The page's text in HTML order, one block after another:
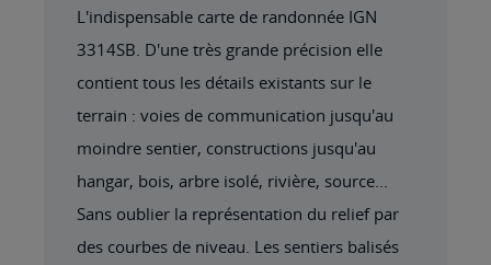
L'indispensable carte de randonnée IGN
3314SB. D'une très grande précision elle
contient tous les détails existants sur le
terrain : voies de communication jusqu'au
moindre sentier, constructions jusqu'au
hangar, bois, arbre isolé, rivière, source...
Sans oublier la représentation du relief par
des courbes de niveau. Les sentiers balisés